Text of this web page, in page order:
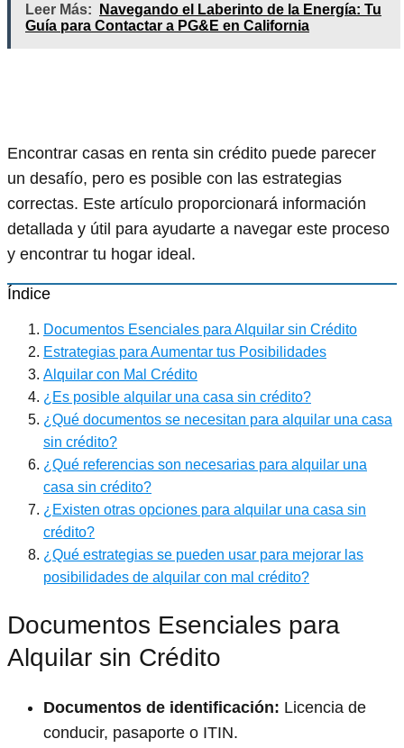
Encontrar casas en renta sin crédito puede parecer
un desafío, pero es posible con las estrategias
correctas. Este artículo proporcionará información
detallada y útil para ayudarte a navegar este proceso
y encontrar tu hogar ideal.
Índice
Documentos Esenciales para Alquilar sin Crédito
Estrategias para Aumentar tus Posibilidades
Alquilar con Mal Crédito
¿Es posible alquilar una casa sin crédito?
¿Qué documentos se necesitan para alquilar una casa
sin crédito?
¿Qué referencias son necesarias para alquilar una
casa sin crédito?
¿Existen otras opciones para alquilar una casa sin
crédito?
¿Qué estrategias se pueden usar para mejorar las
posibilidades de alquilar con mal crédito?
Documentos Esenciales para
Alquilar sin Crédito
Documentos de identificación: Licencia de
conducir, pasaporte o ITIN.
Leer Más:
Navegando el Laberinto de la Energía: Tu
Guía para Contactar a PG&E en California